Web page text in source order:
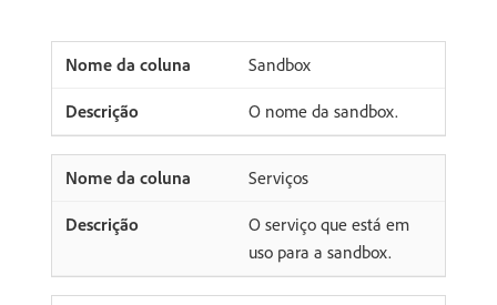
Sandbox
O nome da sandbox.
Serviços
O serviço que está em
uso para a sandbox.